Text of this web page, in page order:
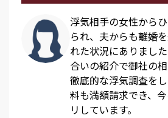
浮気相手の女性から
られ、夫からも離婚
れた状況にありまし
合いの紹介で御社の
徹底的な浮気調査を
料も満額請求でき、
リしています。